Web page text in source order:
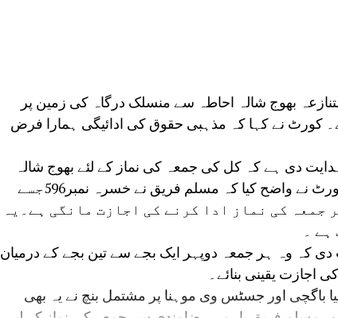
بھوج شالہ احاطہ سے منسلک درگاہ کی زمین پر
کورٹ نے کہا کہ مذہبی حقوق کی ادائیگی ہمارا فرض
دی ہے کہ کل کی جمعہ کی نماز کے لئے بھوج شالہ
احاطہ کے بغل میں زمین فراہم کی جائے۔کورٹ نے واضح کیا کہ مسلم فریق نے خسرہ نمبر596جسے
جمعہ کی نماز ادا کرنے کی اجازت مانگی ہے۔یہ
۔
کہ وہ ہر جمعہ دوپہر ایک بجے سے تین بجے کے درمیان
اجازت یقینی بنائے۔
اور جسٹس وی موہنا پر مشتمل بنچ نے یہ بھی